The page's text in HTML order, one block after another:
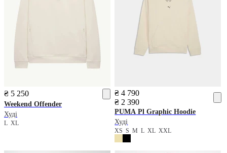
₴ 5 250
Weekend Offender
Худі
L XL
₴ 4 790
₴ 2 390
PUMA Pl Graphic Hoodie
Худі
XSSMLXLXXL